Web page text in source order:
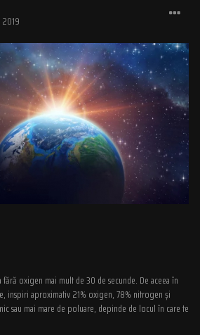
oxigen mai mult de 30 de secunde. De aceea în
inspiri aproximativ 21% oxigen, 78% nitrogen și
sau mai mare de poluare, depinde de locul în care te